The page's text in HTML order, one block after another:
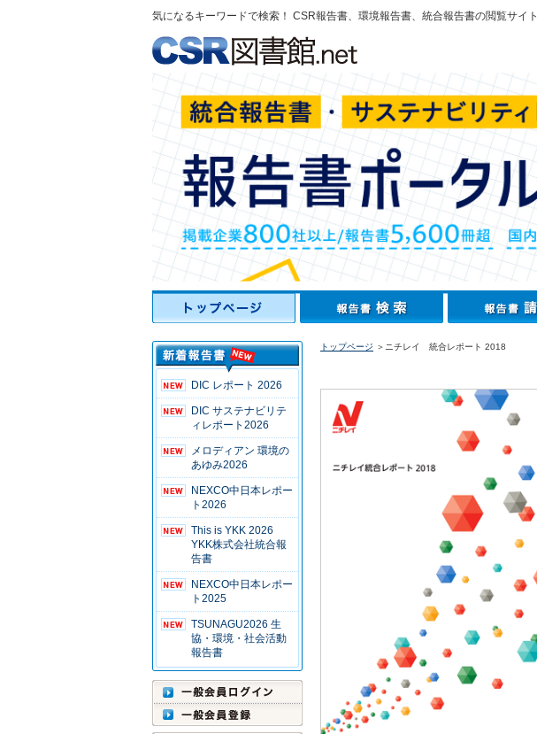
気になるキーワードで検索！ CSR報告書、環境報告書、統合報告書の閲覧サイト
DIC レポート 2026
DIC サステナビリテ
ィレポート2026
メロディアン 環境の
あゆみ2026
NEXCO中日本レポー
ト2026
This is YKK 2026
YKK株式会社統合報
告書
NEXCO中日本レポー
ト2025
TSUNAGU2026 生
協・環境・社会活動
報告書
トップページ ＞ニチレイ 統合レポート 2018